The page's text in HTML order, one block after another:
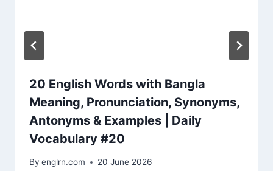
20 English Words with Bangla
Meaning, Pronunciation, Synonyms,
Antonyms & Examples | Daily
Vocabulary #20
By englrn.com 20 June 2026